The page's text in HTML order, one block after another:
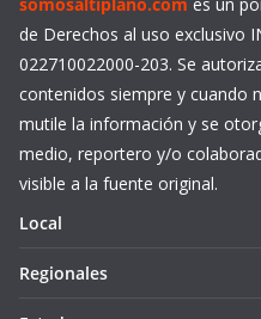
de Derechos al uso exclusivo
022710022000-203. Se
contenidos siempre y cuando
mutile la información y se
medio, reportero y/o
visible a la fuente original.
Local
Regionales